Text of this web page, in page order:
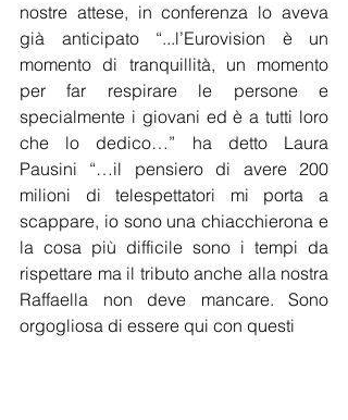
nostre attese, in conferenza lo aveva
già anticipato “...l’Eurovision è un
momento di tranquillità, un momento
per far respirare le persone e
specialmente i giovani ed è a tutti loro
che lo dedico…” ha detto Laura
Pausini “…il pensiero di avere 200
milioni di telespettatori mi porta a
scappare, io sono una chiacchierona e
la cosa più difficile sono i tempi da
rispettare ma il tributo anche alla nostra
Raffaella non deve mancare. Sono
orgogliosa di essere qui con questi